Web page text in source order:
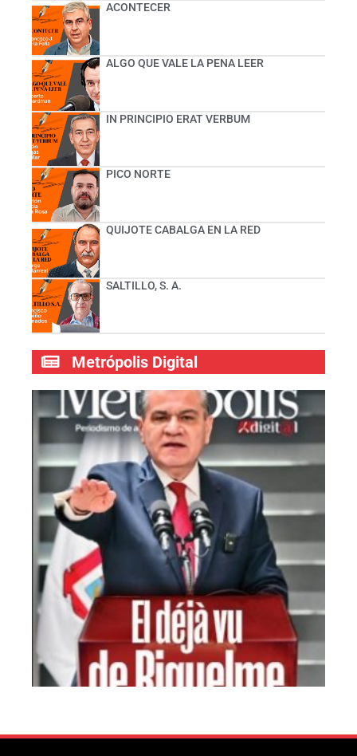
ACONTECER
ALGO QUE VALE LA PENA LEER
IN PRINCIPIO ERAT VERBUM
PICO NORTE
QUIJOTE CABALGA EN LA RED
SALTILLO, S. A.
Metrópolis Digital